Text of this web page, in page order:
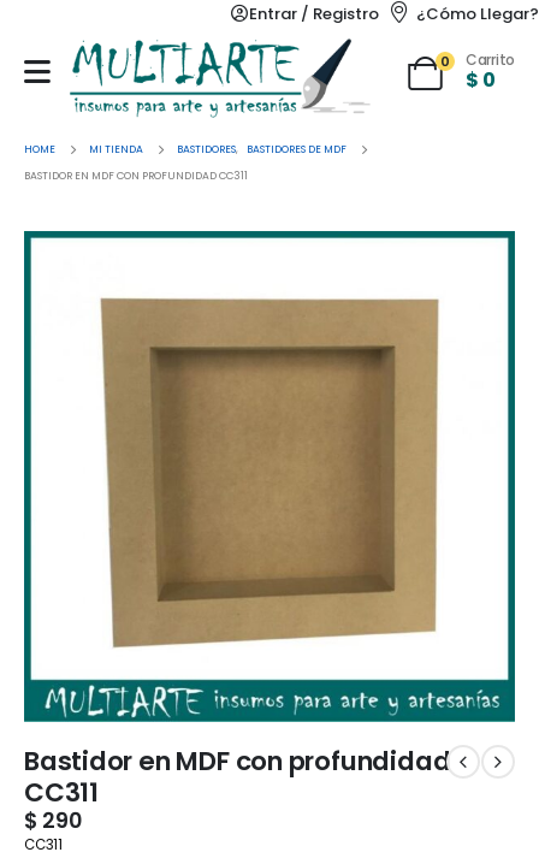
Entrar / Registro ¿Cómo Llegar?
0 Carrito
$ 0
HOME MI TIENDA BASTIDORES,
BASTIDORES DE MDF
BASTIDOR EN MDF CON PROFUNDIDAD CC311
Bastidor en MDF con profundidad
CC311
$ 290
CC311